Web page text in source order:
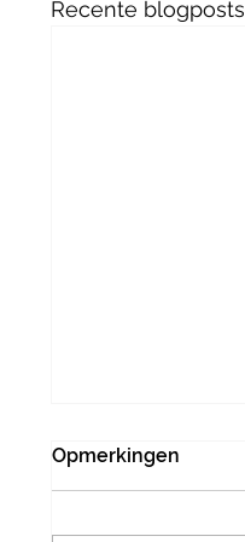
Recente blogposts
Opmerkingen